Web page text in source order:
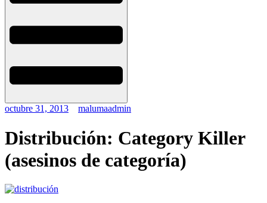
octubre 31, 2013 malumaadmin
Distribución: Category Killer
(asesinos de categoría)